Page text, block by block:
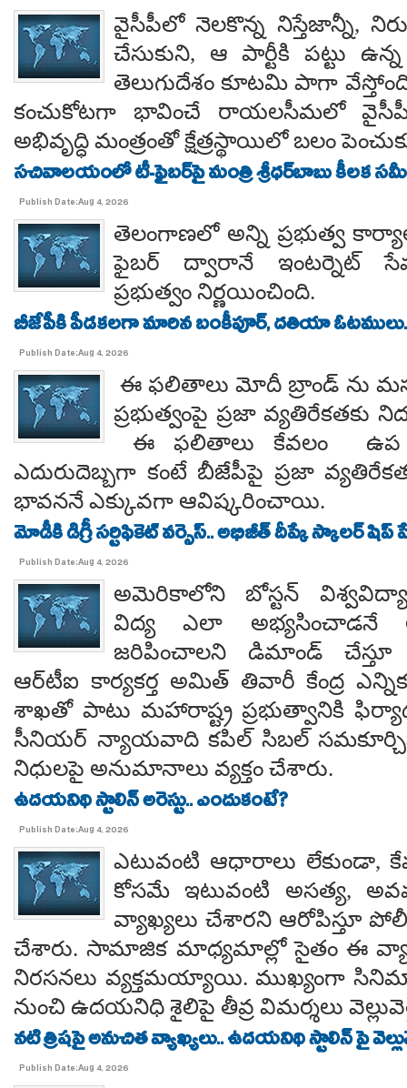
వైసీపీలో నెలకొన్న నిస్తేజాన్నీ,
చేసుకుని, ఆ పార్టీకి పట్టు
తెలుగుదేశం కూటమి పాగా
కంచుకోటగా భావించే రాయలసీమలో వైసీపీ
అభివృద్ధి మంత్రంతో క్షేత్రస్థాయిలో బలం
సచివాలయంలో టీ-ఫైబర్‌పై మంత్రి శ్రీధర్‌బాబు కీలక
Publish Date:Aug 4, 2026
తెలంగాణలో అన్ని ప్రభుత్వ
ఫైబర్‌ ద్వారానే ఇంటర్నెట్‌
ప్రభుత్వం నిర్ణయించింది.
బీజేపీకి పీడకలగా మారిన బంకీపూర్, దతియా
Publish Date:Aug 4, 2026
ఈ ఫలితాలు మోదీ బ్రాండ్ ను
ప్రభుత్వంపై ప్రజా వ్యతిరేకతకు
ఈ ఫలితాలు కేవలం ఉప
ఎదురుదెబ్బగా కంటే బీజేపీపై ప్రజా వ్యతిరేకత
భావననే ఎక్కువగా ఆవిష్కరించాయి.
మోడీకి డిగ్రీ సర్టిఫికెట్ వర్సెస్.. అభిజీత్ దీప్కే స్కాలర్ షిప్
Publish Date:Aug 4, 2026
అమెరికాలోని బోస్టన్
విద్య ఎలా అభ్యసించాడనే
జరిపించాలని డిమాండ్ చేస్తూ
ఆర్‌టీఐ కార్యకర్త అమిత్ తివారీ కేంద్ర
శాఖతో పాటు మహారాష్ట్ర ప్రభుత్వానికి
సీనియర్ న్యాయవాది కపిల్ సిబల్
నిధులపై అనుమానాలు వ్యక్తం చేశారు.
ఉదయనిథి స్టాలిన్ అరెస్టు.. ఎందుకంటే?
Publish Date:Aug 4, 2026
ఎటువంటి ఆధారాలు లేకుండా,
కోసమే ఇటువంటి అసత్య,
వ్యాఖ్యలు చేశారని ఆరోపిస్తూ
చేశారు. సామాజిక మాధ్యమాల్లో సైతం ఈ
నిరసనలు వ్యక్తమయ్యాయి. ముఖ్యంగా
నుంచి ఉదయనిధి శైలిపై తీవ్ర విమర్శలు
నటి త్రిషపై అనుచిత వ్యాఖ్యలు.. ఉదయనిథి స్టాలిన్ పై
Publish Date:Aug 4, 2026